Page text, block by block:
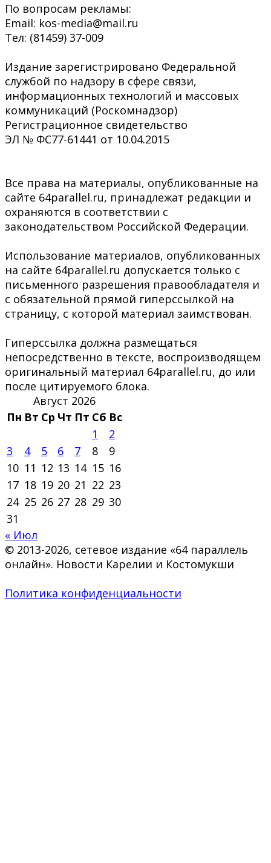
По вопросам рекламы:
Email: kos-media@mail.ru
Тел: (81459) 37-009
Издание зарегистрировано Федеральной
службой по надзору в сфере связи,
информационных технологий и массовых
коммуникаций (Роскомнадзор)
Регистрационное свидетельство
ЭЛ № ФС77-61441 от 10.04.2015
Все права на материалы, опубликованные на
сайте 64parallel.ru, принадлежат редакции и
охраняются в соответствии с
законодательством Российской Федерации.
Использование материалов, опубликованных
на сайте 64parallel.ru допускается только с
письменного разрешения правообладателя и
с обязательной прямой гиперссылкой на
страницу, с которой материал заимствован.
Гиперссылка должна размещаться
непосредственно в тексте, воспроизводящем
оригинальный материал 64parallel.ru, до или
после цитируемого блока.
Август 2026
Пн Вт Ср Чт Пт Сб Вс
1
2
3
4 5 6 7 8
9
10 11 12 13 14 15 16
17 18 19 20 21 22 23
24 25 26 27 28 29 30
31
« Июл
© 2013-2026, сетевое издание «64 параллель
онлайн». Новости Карелии и Костомукши
Политика конфиденциальности